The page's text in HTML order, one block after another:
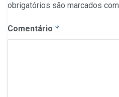
obrigatórios são marcados com
Comentário *